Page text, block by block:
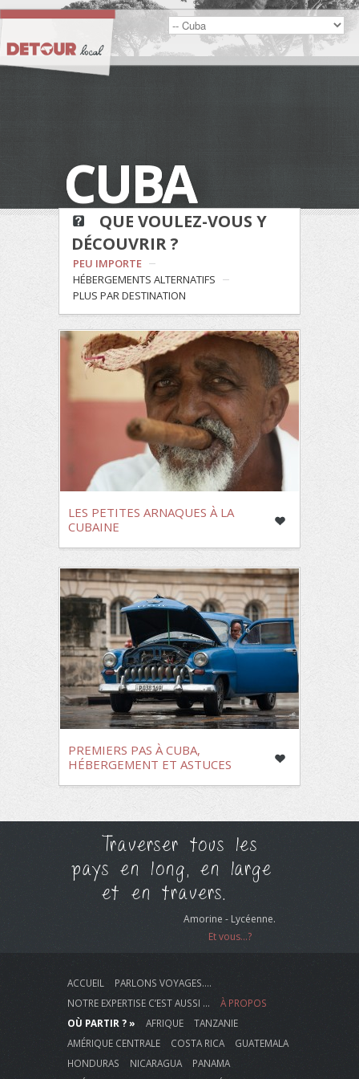
CUBA
QUE VOULEZ-VOUS Y
DÉCOUVRIR ?
PEU IMPORTE
HÉBERGEMENTS ALTERNATIFS
PLUS PAR DESTINATION
LES PETITES ARNAQUES À LA
CUBAINE
PREMIERS PAS À CUBA,
HÉBERGEMENT ET ASTUCES
Traverser tous les
pays en long, en large
et en travers.
Amorine - Lycéenne.
Et vous...?
ACCUEIL
PARLONS VOYAGES….
NOTRE EXPERTISE C’EST AUSSI …
À PROPOS
OÙ PARTIR ? »
AFRIQUE
TANZANIE
AMÉRIQUE CENTRALE
COSTA RICA
GUATEMALA
HONDURAS
NICARAGUA
PANAMA